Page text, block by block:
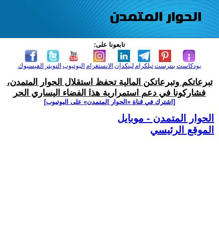
تابعونا على:
الفيسبوك التويتر اليوتيوب الانستغرام لينكدإن تيلكرامبنترست بودكاست
تبرعاتكم وتبرعاتكن المالية تحفظ استقلال الحوار المتمدن،
فشاركونا في دعم استمرارية هذا الفضاء اليساري الحر
[اشترك في قناة ‫«الحوار المتمدن» على اليوتيوب]
الحوار المتمدن - موبايل
الموقع الرئيسي